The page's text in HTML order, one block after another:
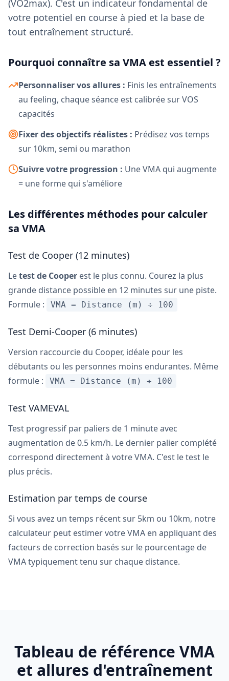
(VO2max). C'est un indicateur fondamental de
votre potentiel en course à pied et la base de
tout entraînement structuré.
Pourquoi connaître sa VMA est essentiel ?
Personnaliser vos allures : Finis les entraînements
au feeling, chaque séance est calibrée sur VOS
capacités
Fixer des objectifs réalistes : Prédisez vos temps
sur 10km, semi ou marathon
Suivre votre progression : Une VMA qui augmente
= une forme qui s'améliore
Les différentes méthodes pour calculer
sa VMA
Test de Cooper (12 minutes)
Letest de Cooper est le plus connu. Courez la plus
grande distance possible en 12 minutes sur une piste.
Formule :
VMA = Distance (m) ÷ 100
Test Demi-Cooper (6 minutes)
Version raccourcie du Cooper, idéale pour les
débutants ou les personnes moins endurantes. Même
formule :
VMA = Distance (m) ÷ 100
Test VAMEVAL
Test progressif par paliers de 1 minute avec
augmentation de 0.5 km/h. Le dernier palier complété
correspond directement à votre VMA. C'est le test le
plus précis.
Estimation par temps de course
Si vous avez un temps récent sur 5km ou 10km, notre
calculateur peut estimer votre VMA en appliquant des
facteurs de correction basés sur le pourcentage de
VMA typiquement tenu sur chaque distance.
Tableau de référence VMA
et allures d'entraînement